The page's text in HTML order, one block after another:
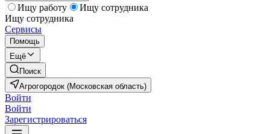
Ищу работу
Ищу сотрудника
Ищу сотрудника
Сервисы
Помощь
Ещё
Поиск
Агрогородок (Московская область)
Войти
Войти
Зарегистрироваться